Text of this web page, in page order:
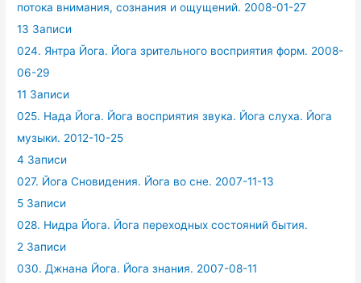
потока внимания, сознания и ощущений. 2008-01-27
13 Записи
024. Янтра Йога. Йога зрительного восприятия форм. 2008-
06-29
11 Записи
025. Нада Йога. Йога восприятия звука. Йога слуха. Йога
музыки. 2012-10-25
4 Записи
027. Йога Сновидения. Йога во сне. 2007-11-13
5 Записи
028. Нидра Йога. Йога переходных состояний бытия.
2 Записи
030. Джнана Йога. Йога знания. 2007-08-11